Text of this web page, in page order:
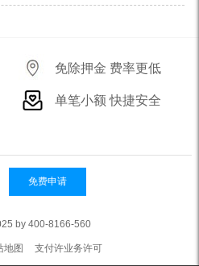
免除押金 费率更低
单笔小额 快捷安全
免费申请
by 400-8166-560
地图 支付许业务许可